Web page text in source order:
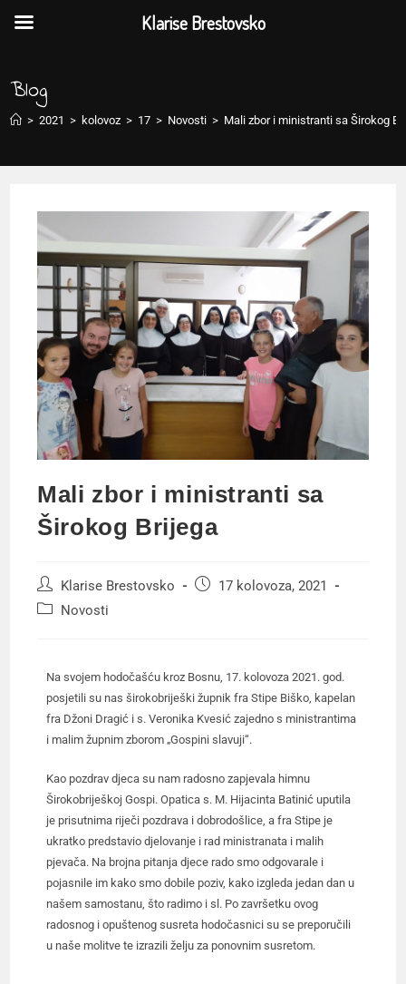
Blog
> 2021 > kolovoz > 17 > Novosti > Mali zbor i ministranti sa Širokog
Mali zbor i ministranti sa
Širokog Brijega
Klarise Brestovsko
17 kolovoza, 2021
Novosti
Na svojem hodočašću kroz Bosnu, 17. kolovoza 2021. god.
posjetili su nas širokobriješki župnik fra Stipe Biško, kapelan
fra Džoni Dragić i s. Veronika Kvesić zajedno s ministrantima
i malim župnim zborom „Gospini slavuji“.
Kao pozdrav djeca su nam radosno zapjevala himnu
Širokobriješkoj Gospi. Opatica s. M. Hijacinta Batinić uputila
je prisutnima riječi pozdrava i dobrodošlice, a fra Stipe je
ukratko predstavio djelovanje i rad ministranata i malih
pjevača. Na brojna pitanja djece rado smo odgovarale i
pojasnile im kako smo dobile poziv, kako izgleda jedan dan u
našem samostanu, što radimo i sl. Po završetku ovog
radosnog i opuštenog susreta hodočasnici su se preporučili
u naše molitve te izrazili želju za ponovnim susretom.
Klarise Brestovsko